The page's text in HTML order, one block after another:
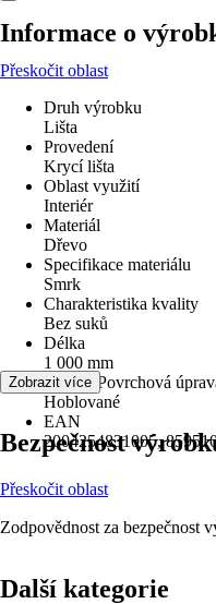
Informace o
Přeskočit oblast
Druh výrobku
Lišta
Provedení
Krycí lišta
Oblast využití
Interiér
Materiál
Dřevo
Specifikace materiálu
Smrk
Charakteristika kvality
Bez suků
Délka
1 000 mm
Povrch/Povrchová
Hoblované
EAN
2004254831005,
Zobrazit více
Bezpečnost
Přeskočit oblast
Zodpovědnost za bezpečnost
Další kategorie